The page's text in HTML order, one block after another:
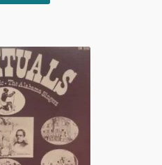
€9,00
€3,00.